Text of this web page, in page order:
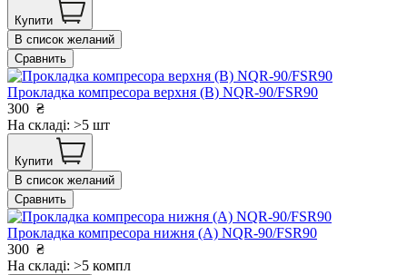
Купити
В список желаний
Сравнить
Прокладка компресора верхня (В) NQR-90/FSR90
300 ₴
На складі: >5 шт
Купити
В список желаний
Сравнить
Прокладка компресора нижня (A) NQR-90/FSR90
300 ₴
На складі: >5 компл